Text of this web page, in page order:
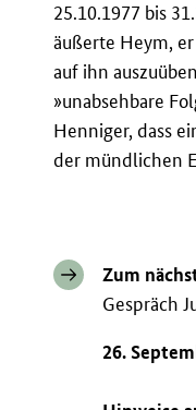
25.10.1977 bis
äußerte Heym,
auf ihn
»unabsehbare
Henniger, dass
der mündlichen
Zum
Gespräch
26.